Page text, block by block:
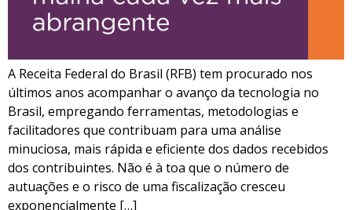
A Receita Federal do Brasil (RFB) tem procurado nos
últimos anos acompanhar o avanço da tecnologia no
Brasil, empregando ferramentas, metodologias e
facilitadores que contribuam para uma análise
minuciosa, mais rápida e eficiente dos dados recebidos
dos contribuintes. Não é à toa que o número de
autuações e o risco de uma fiscalização cresceu
exponencialmente […]